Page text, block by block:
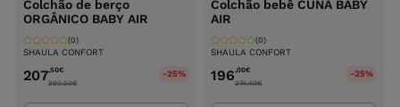
Colchão de berço
ORGÂNICO BABY AIR
SHAULA CONFORT
(0)
207,50€
290.50€
-25%
Colchão bebê CUNA BABY
AIR
SHAULA CONFORT
(0)
196,00€
274.40€
-25%